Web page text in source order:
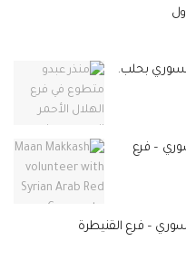
بحلب.
– فرع
– فرع القنيطرة